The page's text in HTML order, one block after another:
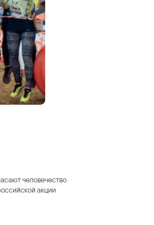
человечество
акции